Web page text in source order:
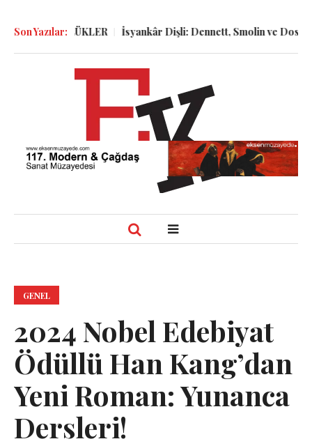
Son Yazılar:
GÜNLÜKLER İsyankâr Dişli: Dennett, Smolin ve
GENEL
2024 Nobel Edebiyat
Ödüllü Han Kang’dan
Yeni Roman: Yunanca
Dersleri!